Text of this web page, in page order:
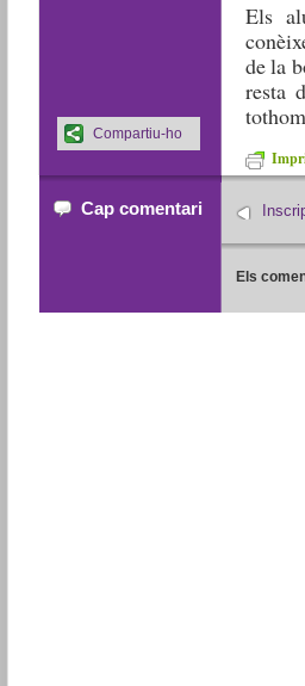
Els
de la
resta
Compartiu-ho
Cap comentari
Els